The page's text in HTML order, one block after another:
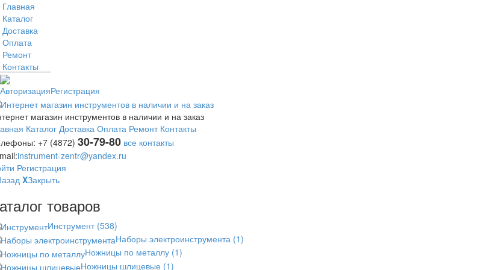
Главная
Каталог
Доставка
Оплата
Ремонт
Контакты
АвторизацияРегистрация
магазин инструментов в наличии и на заказ
Каталог Доставка Оплата Ремонт Контакты
+7 (4872) 30-79-80 все контакты
instrument-zentr@yandex.ru
Регистрация
XЗакрыть
товаров
Инструмент (538)
Наборы электроинструмента (1)
Ножницы по металлу (1)
Ножницы шлицевые (1)